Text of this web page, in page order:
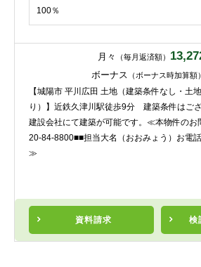
100％
月々 （毎月返済額）
ボーナス （ボーナス時加算額）
資料請求 検
【城陽市 平川広田 土地（建築条件なし・土
り）】近鉄久津川駅徒歩9分 建築条件はご
建設会社にて建築が可能です。≪本物件のお
20-84-8800■■担当大名（おおみょう）お電
≫